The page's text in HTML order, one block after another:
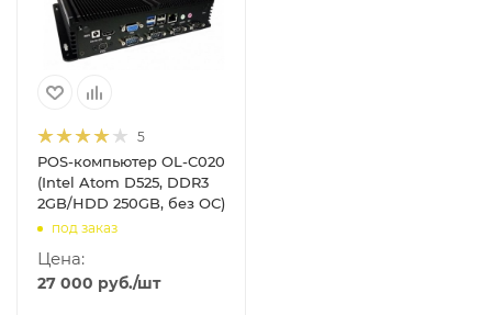
5
POS-компьютер OL-C020
(Intel Atom D525, DDR3
2GB/HDD 250GB, без ОС)
под заказ
Цена:
27 000 руб./шт